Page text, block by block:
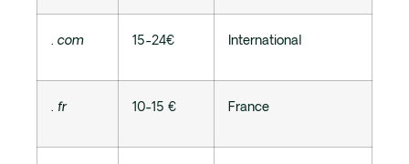
. com 15-24€ International
. fr 10-15 € France